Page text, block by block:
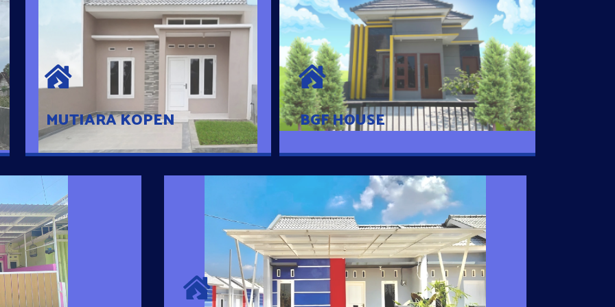
MUTIARA KOPEN
MUTIARA KOPEN
Hunian nyaman dengan suasana
pedesaan. 10 menit dari pusat kota, 2
menit dari Ring Road
BGF HOUSE
BGF HOUSE
Hunian Mewah Pusat Kota dengan fasilitas
Free Desain, Dapur, Parkir Mobil dengan 3
Kamar Tidur dan 2 Kamar Mandi.
Pintar
rumahnya dengan
SURYA MADANI SATU
Satu-satunya Hunian nyaman dengan harga subsidi hanya 100
jutaan dengan lokasi strategis di Tuban